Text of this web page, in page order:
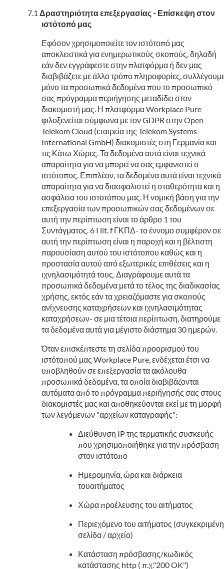
Δραστηριότητα επεξεργασίας - Επίσκεψη στον
ιστότοπό μας
Εφόσον χρησιμοποιείτε τον ιστότοπό μας
αποκλειστικά για ενημερωτικούς σκοπούς, δηλαδή
εάν δεν εγγράφεστε στην πλατφόρμα ή δεν μας
διαβιβάζετε με άλλο τρόπο πληροφορίες,
μόνο τα προσωπικά δεδομένα που το προσωπικό
σας πρόγραμμα περιήγησης μεταδίδει στον
διακομιστή μας. Η πλατφόρμα Workplace Pure
φιλοξενείται σύμφωνα με τον GDPR στην Open
Telekom Cloud (εταιρεία της Telekom Systems
International GmbH) διακομιστές στη Γερμανία και
τις Κάτω Χώρες. Τα δεδομένα αυτά είναι τεχνικά
απαραίτητα για να μπορεί να σας εμφανιστεί ο
ιστότοπος. Επιπλέον, τα δεδομένα αυτά είναι τεχνικά
απαραίτητα για να διασφαλιστεί η σταθερότητα και η
ασφάλεια του ιστοτόπου μας. Η νομική βάση για την
επεξεργασία των προσωπικών σας δεδομένων σε
αυτή την περίπτωση είναι το άρθρο 1 του
Συντάγματος. 6 I lit. f ΓΚΠΔ- το έννομο συμφέρον σε
αυτή την περίπτωση είναι η παροχή και η βέλτιστη
παρουσίαση αυτού του ιστότοπου καθώς και η
προστασία αυτού από εξωτερικές επιθέσεις και η
ιχνηλασιμότητά τους. Διαγράφουμε αυτά τα
προσωπικά δεδομένα μετά το τέλος της διαδικασίας
χρήσης, εκτός εάν τα χρειαζόμαστε για σκοπούς
ανίχνευσης καταχρήσεων και ιχνηλασιμότητας
καταχρήσεων- σε μια τέτοια περίπτωση, διατηρούμε
τα δεδομένα αυτά για μέγιστο διάστημα 30 ημερών.
Όταν επισκέπτεστε τη σελίδα προορισμού του
ιστότοπού μας Workplace Pure, ενδέχεται έτσι να
υποβληθούν σε επεξεργασία τα ακόλουθα
προσωπικά δεδομένα, τα οποία διαβιβάζονται
αυτόματα από το πρόγραμμα περιήγησής σας στους
διακομιστές μας και αποθηκεύονται εκεί με τη μορφή
των λεγόμενων "αρχείων καταγραφής":
Διεύθυνση IP της τερματικής συσκευής
που χρησιμοποιήθηκε για την πρόσβαση
στον ιστότοπο
Ημερομηνία, ώρα και διάρκεια
τουαιτήματος
Χώρα προέλευσης του αιτήματος
Περιεχόμενο του αιτήματος (συγκεκριμένη
σελίδα / αρχείο)
Κατάσταση πρόσβασης/κωδικός
κατάστασης http ( π.χ."200 OK")